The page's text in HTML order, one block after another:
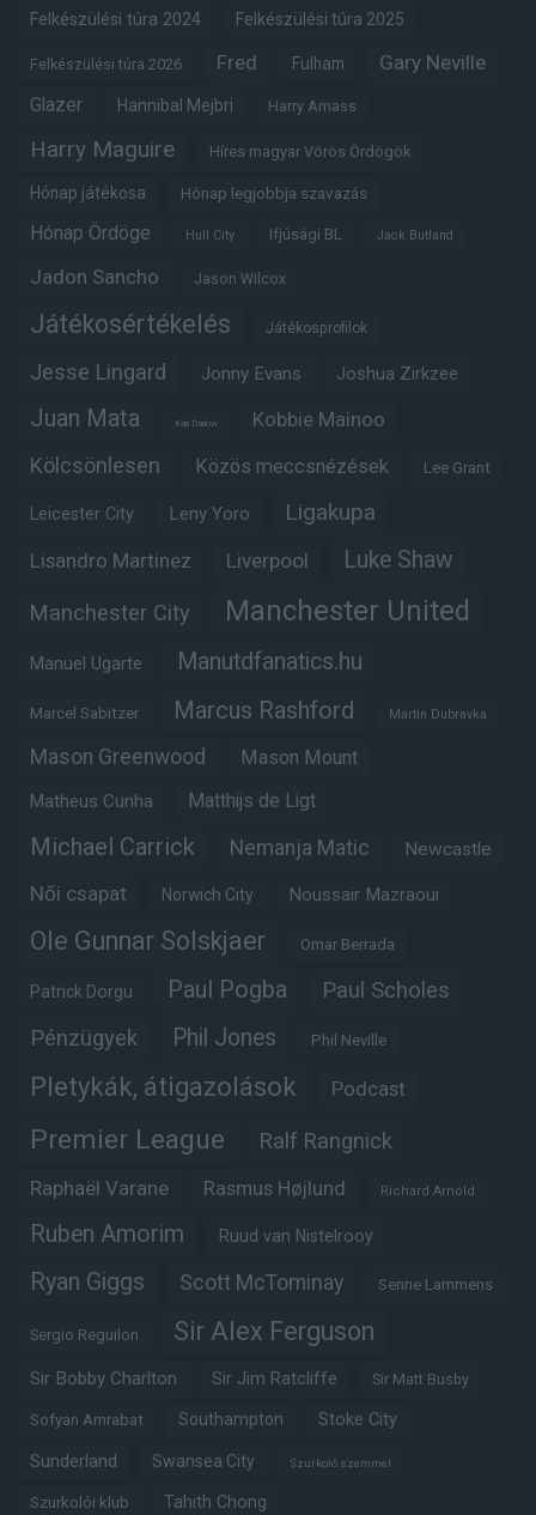
Felkészülési túra 2024 Felkészülési túra 2025
Felkészülési túra 2026 Fred Fulham Gary Neville
Glazer Hannibal Mejbri Harry Amass
Harry Maguire Híres magyar Vörös Ördögök
Hónap játékosa Hónap legjobbja szavazás
Hónap Ördöge Hull City Ifjúsági BL Jack Butland
Jadon Sancho Jason Wilcox
Játékosértékelés Játékosprofilok
Jesse Lingard Jonny Evans Joshua Zirkzee
Juan Mata Karl Darlow Kobbie Mainoo
Kölcsönlesen Közös meccsnézések Lee Grant
Leicester City Leny Yoro Ligakupa
Lisandro Martinez Liverpool Luke Shaw
Manchester City Manchester United
Manuel Ugarte Manutdfanatics.hu
Marcel Sabitzer Marcus Rashford Martin Dubravka
Mason Greenwood Mason Mount
Matheus Cunha Matthijs de Ligt
Michael Carrick Nemanja Matic Newcastle
Női csapat Norwich City Noussair Mazraoui
Ole Gunnar Solskjaer Omar Berrada
Patrick Dorgu Paul Pogba Paul Scholes
Pénzügyek Phil Jones Phil Neville
Pletykák, átigazolások Podcast
Premier League Ralf Rangnick
Raphaël Varane Rasmus Højlund Richard Arnold
Ruben Amorim Ruud van Nistelrooy
Ryan Giggs Scott McTominay Senne Lammens
Sergio Reguilon Sir Alex Ferguson
Sir Bobby Charlton Sir Jim Ratcliffe Sir Matt Busby
Sofyan Amrabat Southampton Stoke City
Sunderland Swansea City Szurkoló szemmel
Szurkolói klub Tahith Chong